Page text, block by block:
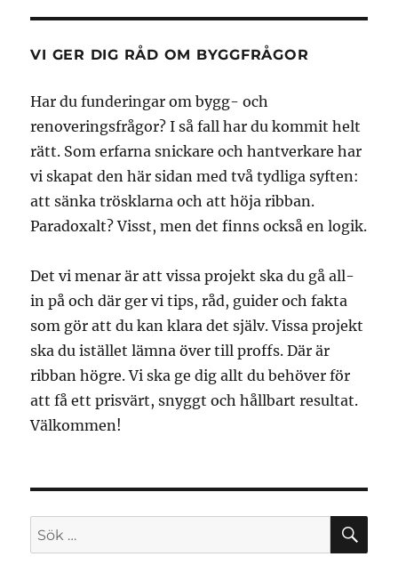
VI GER DIG RÅD OM BYGGFRÅGOR
Har du funderingar om bygg- och
renoveringsfrågor? I så fall har du kommit helt
rätt. Som erfarna snickare och hantverkare har
vi skapat den här sidan med två tydliga syften:
att sänka trösklarna och att höja ribban.
Paradoxalt? Visst, men det finns också en logik.
Det vi menar är att vissa projekt ska du gå all-
in på och där ger vi tips, råd, guider och fakta
som gör att du kan klara det själv. Vissa projekt
ska du istället lämna över till proffs. Där är
ribban högre. Vi ska ge dig allt du behöver för
att få ett prisvärt, snyggt och hållbart resultat.
Välkommen!
Sök
efter: